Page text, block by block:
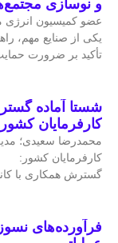
و نوسازی
عضو کمیسیون
یکی از صنایع مهم،
تأکید بر ضرورت
شستا آماده
کارفرمایان
محمدرضا سعیدی؛
کارفرمایان کشور:
گسترش همکاری با
فرآورده‌های